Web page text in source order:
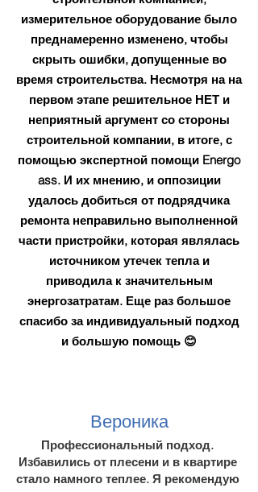
измерительное оборудование было
преднамеренно изменено, чтобы
скрыть ошибки, допущенные во
время строительства. Несмотря на на
первом этапе решительное НЕТ и
неприятный аргумент со стороны
строительной компании, в итоге, с
помощью экспертной помощи Energo
ass. И их мнению, и оппозиции
удалось добиться от подрядчика
ремонта неправильно выполненной
части пристройки, которая являлась
источником утечек тепла и
приводила к значительным
энергозатратам. Еще раз большое
спасибо за индивидуальный подход
и большую помощь 😊
Вероника
Профессиональный подход.
Избавились от плесени и в квартире
стало намного теплее. Я рекомендую